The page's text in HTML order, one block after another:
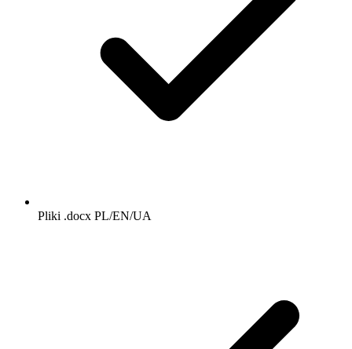
Pliki .docx PL/EN/UA